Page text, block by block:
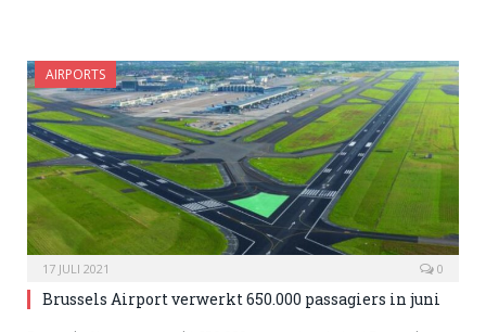
AIRPORTS
17 JULI 2021 0
Brussels Airport verwerkt 650.000 passagiers in juni